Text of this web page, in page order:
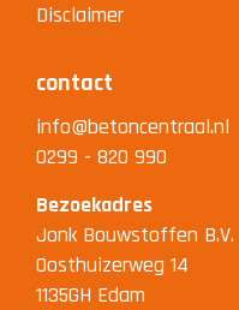
Disclaimer
contact
info@betoncentraal.nl
0299 - 820 990
Bezoekadres
Jonk Bouwstoffen B.V.
Oosthuizerweg 14
1135GH Edam